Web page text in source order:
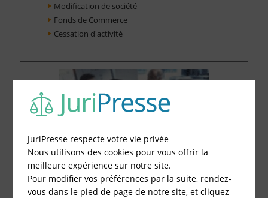
Modification de société
Fonds de Commerce
Cessation d'activité
JuriPresse respecte votre vie privée
Nous utilisons des cookies pour vous offrir la
meilleure expérience sur notre site.
Pour modifier vos préférences par la suite, rendez-
vous dans le pied de page de notre site, et cliquez